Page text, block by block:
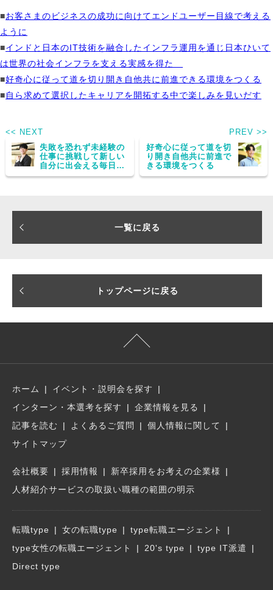
■お客さまのビジネスの成功に向けてエンドユーザー目線で考える
ように
■インドと日本のIT技術を融合したインフラ運用を通じ日本ひいて
は世界の社会インフラを支える実感を得た
■好奇心に従って道を切り開き自他共に前進できる環境をつくる
■自ら求めて選択したキャリアを開拓する中で楽しみを見いだす
<< NEXT
失敗を恐れず未経験の
仕事に挑戦して新しい
自分に出会える毎日を
過ごす
PREV >>
好奇心に従って道を切
り開き自他共に前進で
きる環境をつくる
一覧に戻る
トップページに戻る
ホーム
イベント・説明会を探す
インターン・本選考を探す
企業情報を見る
記事を読む
よくあるご質問
個人情報に関して
サイトマップ
会社概要 採用情報
新卒採用をお考えの企業様
人材紹介サービスの取扱い職種の範囲の明示
転職type 女の転職type
type転職エージェント
type女性の転職エージェント
20's type
type IT派遣
Direct type